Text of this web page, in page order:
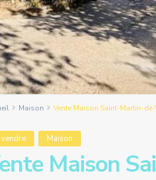
Maison Vente Maison Saint-Martin-
Maison
Maison